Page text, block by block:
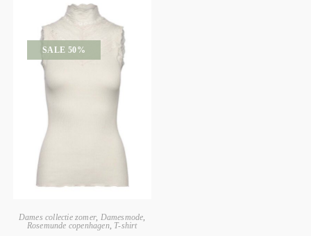
SALE 50%
Dames collectie zomer, Damesmode
Rosemunde copenhagen, T-shirt